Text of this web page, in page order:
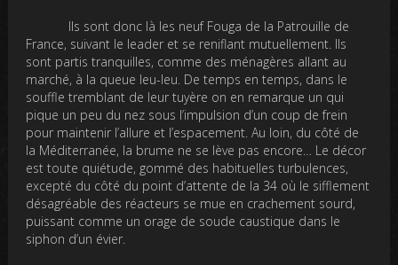
Ils sont donc là les neuf Fouga de la Patrouille de
France, suivant le leader et se reniflant mutuellement. Ils
sont partis tranquilles, comme des ménagères allant au
marché, à la queue leu-leu. De temps en temps, dans le
souffle tremblant de leur tuyère on en remarque un qui
pique un peu du nez sous l’impulsion d’un coup de frein
pour maintenir l’allure et l’espacement. Au loin, du côté de
la Méditerranée, la brume ne se lève pas encore… Le décor
est toute quiétude, gommé des habituelles turbulences,
excepté du côté du point d’attente de la 34 où le sifflement
désagréable des réacteurs se mue en crachement sourd,
puissant comme un orage de soude caustique dans le
siphon d’un évier.